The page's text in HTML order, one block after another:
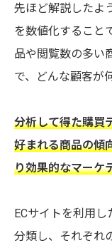
先ほど解説したよ
を数値化すること
品や閲覧数の多い
で、どんな顧客が
分析して得た購買
好まれる商品の傾
り効果的なマーケ
ECサイトを利用
分類し、それぞれ